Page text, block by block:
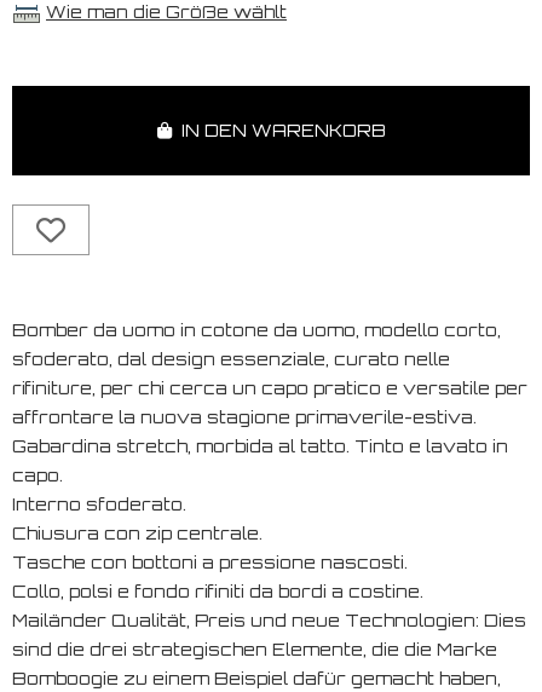
Wie man die Größe wählt
IN DEN WARENKORB
Bomber da uomo in cotone da uomo, modello corto,
sfoderato, dal design essenziale, curato nelle
rifiniture, per chi cerca un capo pratico e versatile per
affrontare la nuova stagione primaverile-estiva.
Gabardina stretch, morbida al tatto. Tinto e lavato in
capo.
Interno sfoderato.
Chiusura con zip centrale.
Tasche con bottoni a pressione nascosti.
Collo, polsi e fondo rifiniti da bordi a costine.
Mailänder Qualität, Preis und neue Technologien: Dies
sind die drei strategischen Elemente, die die Marke
Bomboogie zu einem Beispiel dafür gemacht haben,